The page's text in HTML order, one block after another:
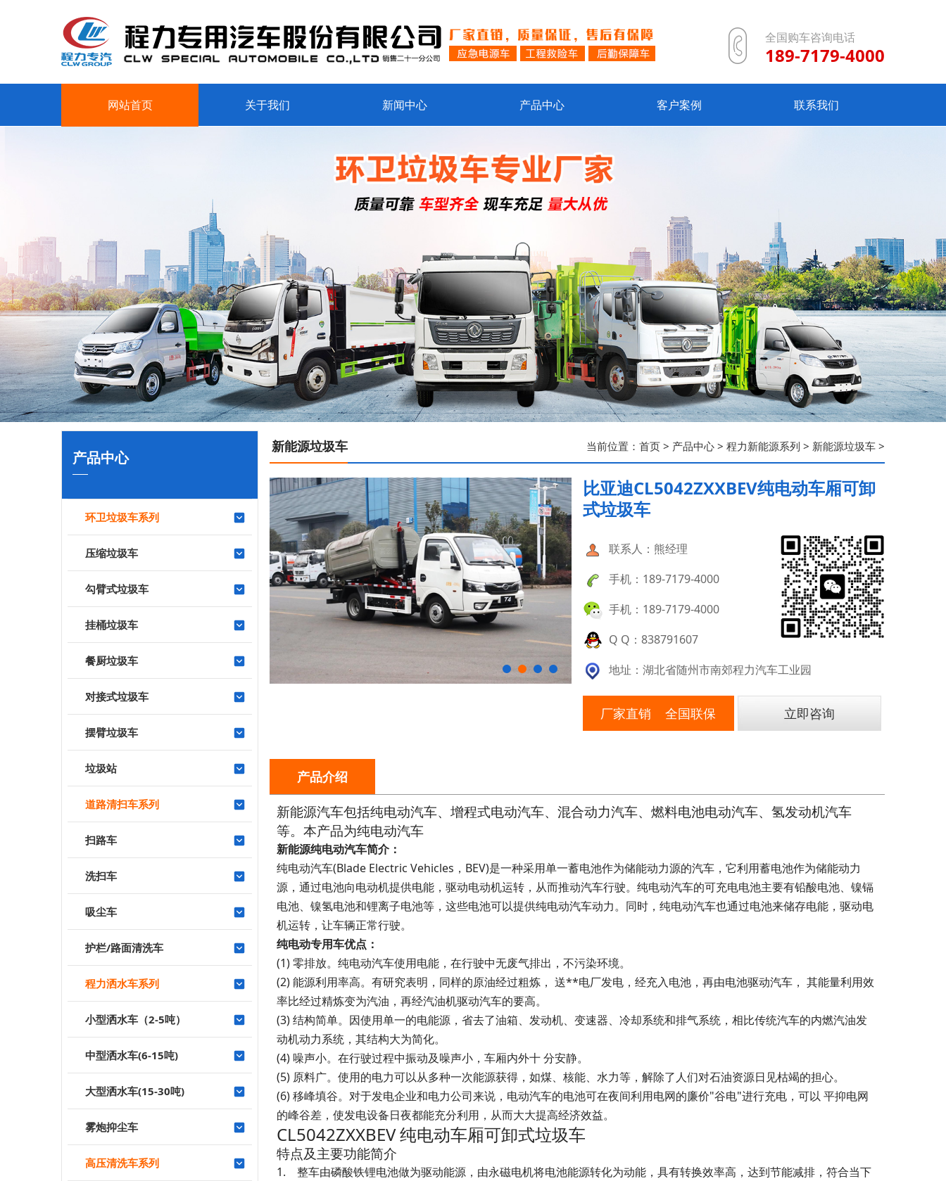
全国购车咨询电话
189-7179-4000
网站首页 关于我们 新闻中心 产品中心 客户案例 联系我们
产品中心
环卫垃圾车系列
压缩垃圾车
勾臂式垃圾车
挂桶垃圾车
餐厨垃圾车
对接式垃圾车
摆臂垃圾车
垃圾站
道路清扫车系列
扫路车
洗扫车
吸尘车
护栏/路面清洗车
程力洒水车系列
小型洒水车（2-5吨）
中型洒水车(6-15吨)
大型洒水车(15-30吨)
雾炮抑尘车
高压清洗车系列
当前位置： 首页 > 产品中心 > 程力新能源系列 > 新能源垃圾车 >
新能源垃圾车
比亚迪CL5042ZXXBEV纯电动车厢可卸
式垃圾车
联系人：熊经理
手机：189-7179-4000
手机：189-7179-4000
Q Q：838791607
地址：湖北省随州市南郊程力汽车工业园
厂家直销 全国联保 立即咨询
产品介绍
新能源汽车包括纯电动汽车、增程式电动汽车、混合动力汽车、燃料电池电动汽车、氢发动机汽车
等。本产品为纯电动汽车
新能源纯电动汽车简介：
纯电动汽车(Blade Electric Vehicles，BEV)是一种采用单一蓄电池作为储能动力源的汽车，它利用蓄电池作为储能动力
源，通过电池向电动机提供电能，驱动电动机运转，从而推动汽车行驶。纯电动汽车的可充电电池主要有铅酸电池、镍镉
电池、镍氢电池和锂离子电池等，这些电池可以提供纯电动汽车动力。同时，纯电动汽车也通过电池来储存电能，驱动电
机运转，让车辆正常行驶。
纯电动专用车优点：
(1)零排放。纯电动汽车使用电能，在行驶中无废气排出，不污染环境。
(2)能源利用率高。有研究表明，同样的原油经过粗炼， 送**电厂发电，经充入电池，再由电池驱动汽车， 其能量利用效
率比经过精炼变为汽油，再经汽油机驱动汽车的要高。
(3)结构简单。因使用单一的电能源，省去了油箱、发动机、变速器、冷却系统和排气系统，相比传统汽车的内燃汽油发
动机动力系统，其结构大为简化。
(4) 噪声小。在行驶过程中振动及噪声小，车厢内外十 分安静。
(5) 原料广。使用的电力可以从多种一次能源获得，如煤、核能、水力等，解除了人们对石油资源日见枯竭的担心。
(6)移峰填谷。对于发电企业和电力公司来说，电动汽车的电池可在夜间利用电网的廉价"谷电"进行充电，可以 平抑电网
的峰谷差，使发电设备日夜都能充分利用，从而大大提高经济效益。
CL5042ZXXBEV 纯电动车厢可卸式垃圾车
特点及主要功能简介
1.整车由磷酸铁锂电池做为驱动能源，由永磁电机将电池能源转化为动能，具有转换效率高，达到节能减排，符合当下